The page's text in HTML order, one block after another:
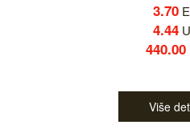
3.70
4.44
440.00
Više